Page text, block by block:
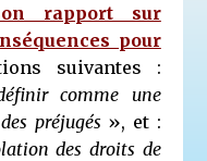
rapport sur
pour
suivantes :
comme une
préjugés », et :
des droits de